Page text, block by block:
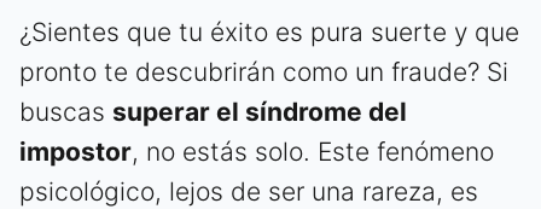
¿Sientes que tu éxito es pura suerte y que
pronto te descubrirán como un fraude? Si
buscas superar el síndrome del
impostor, no estás solo. Este fenómeno
psicológico, lejos de ser una rareza, es